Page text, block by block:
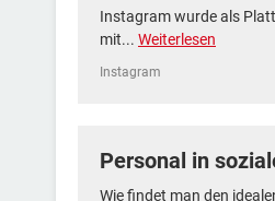
Instagram wurde als
mit... Weiterlesen
Instagram
Personal in
Wie findet man den